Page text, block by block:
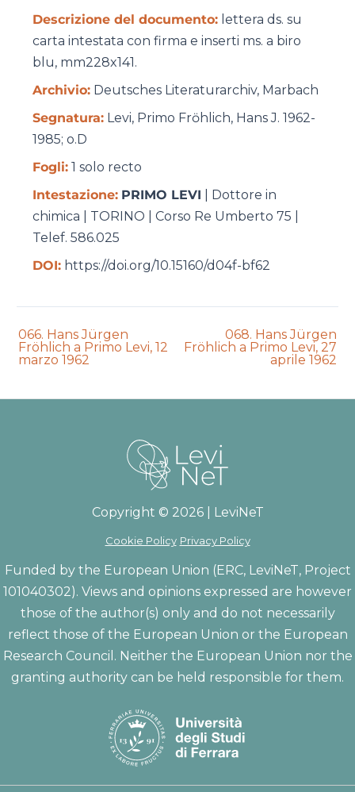
Descrizione del documento: lettera ds. su
carta intestata con firma e inserti ms. a biro
blu, mm228x141.
Archivio: Deutsches Literaturarchiv, Marbach
Segnatura: Levi, Primo Frӧhlich, Hans J. 1962-
1985; o.D
Fogli: 1 solo recto
Intestazione: PRIMO LEVI | Dottore in
chimica | TORINO | Corso Re Umberto 75 |
Telef. 586.025
DOI: https://doi.org/10.15160/d04f-bf62
Previous
auction:
066. Hans Jürgen
Fröhlich a Primo Levi, 12
marzo 1962
Next
auction:
068. Hans Jürgen
Fröhlich a Primo Levi, 27
aprile 1962
Copyright © 2026 | LeviNeT
Cookie Policy Privacy Policy
Funded by the European Union (ERC, LeviNeT, Project
101040302). Views and opinions expressed are however
those of the author(s) only and do not necessarily
reflect those of the European Union or the European
Research Council. Neither the European Union nor the
granting authority can be held responsible for them.